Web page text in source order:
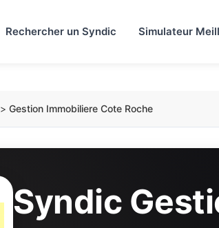
Rechercher un Syndic Simulateur
> Gestion Immobiliere Cote Roche
Syndic